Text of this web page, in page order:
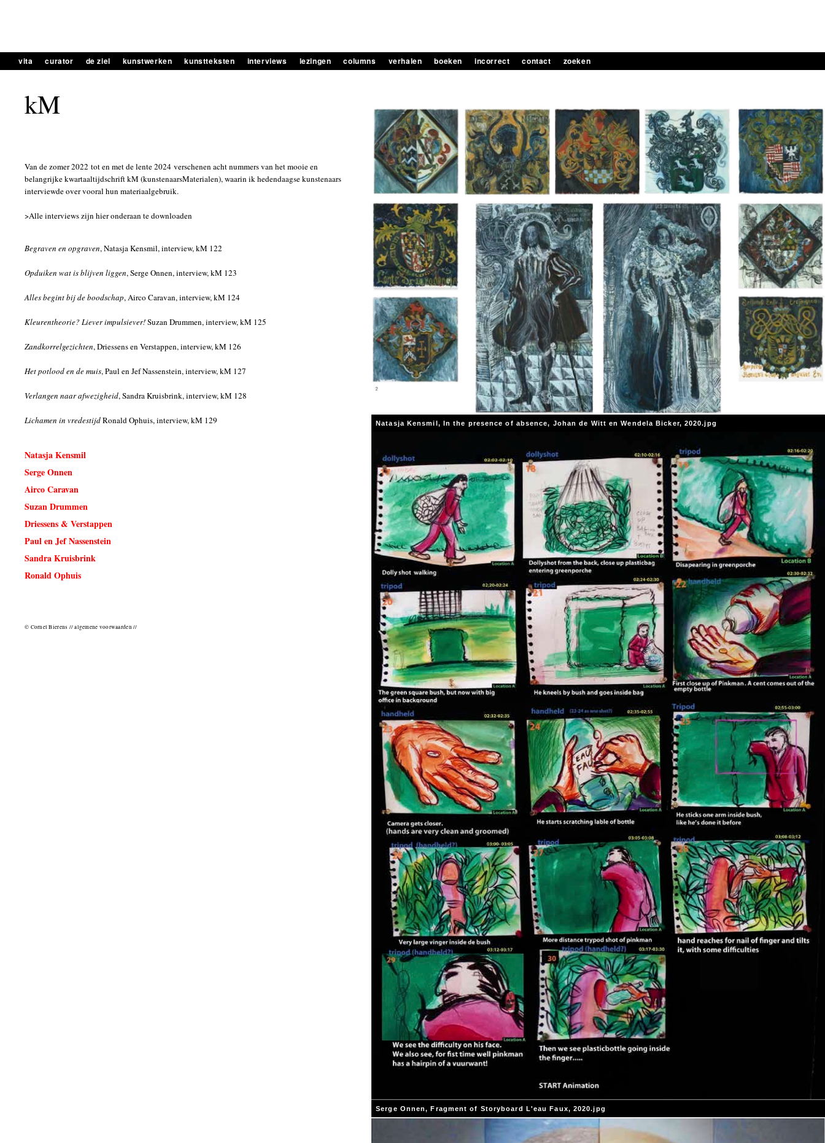
vita curator de ziel kunstwerken kunstteksten interviews lezingen columns verhalen boeken incorrect contact zoeken
Natasja Kensmil, In the presence of absence, Johan de Witt en Wendela Bicker, 2020.jpg
Serge Onnen, Fragment of Storyboard L'eau Faux, 2020.jpg
kM
Van de zomer 2022 tot en met de lente 2024 verschenen acht nummers van het mooie en
belangrijke kwartaaltijdschrift kM (kunstenaarsMa­terialen), waarin ik hedendaagse kunstenaars
interviewde over vooral hun materiaalgebruik.
>Alle interviews zijn hier onderaan te downloaden
Begraven en opgraven, Natasja Kensmil, interview, kM 122
Opduiken wat is blijven liggen, Serge Onnen, interview, kM 123
Alles begint bij de boodschap, Airco Caravan, interview, kM 124
Kleurentheorie? Liever impulsiever!Suzan Drummen, interview, kM 125
Zandkorrelgezichten, Driessens en Verstappen, interview, kM 126
Het potlood en de muis, Paul en Jef Nassenstein, interview, kM 127
Verlangen naar afwezigheid, Sandra Kruisbrink, interview, kM 128
Lichamen in vredestijdRonald Ophuis, interview, kM 129
Natasja Kensmil
Serge Onnen
Airco Caravan
Suzan Drummen
Driessens & Verstappen
Paul en Jef Nassenstein
Sandra Kruisbrink
Ronald Ophuis
© Cornel Bierens // algemene voorwaarden //